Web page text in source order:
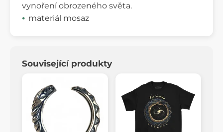
vynoření obrozeného světa.
materiál mosaz
Související produkty